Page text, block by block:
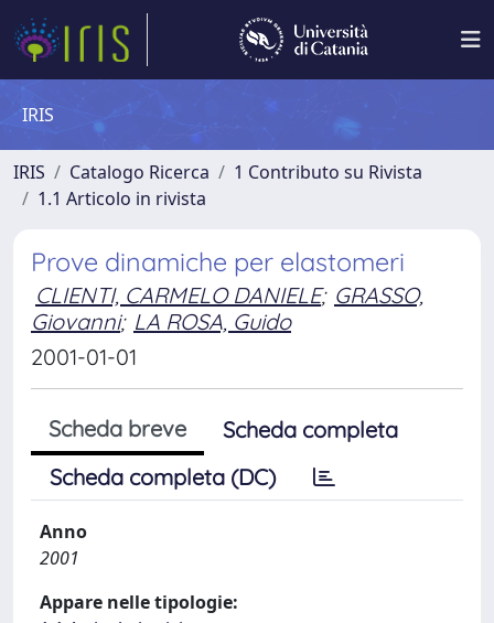
IRIS
IRIS Catalogo Ricerca
1 Contributo su Rivista
1.1 Articolo in rivista
Prove dinamiche per elastomeri
CLIENTI, CARMELO DANIELE; GRASSO,
Giovanni; LA ROSA, Guido
2001-01-01
Scheda breve
Scheda completa
Scheda completa (DC)
Anno
2001
Appare nelle tipologie: